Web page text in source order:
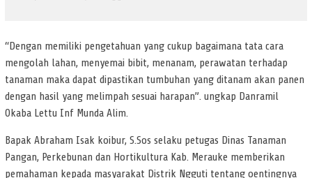
“Dengan memiliki pengetahuan yang cukup bagaimana tata cara
mengolah lahan, menyemai bibit, menanam, perawatan terhadap
tanaman maka dapat dipastikan tumbuhan yang ditanam akan panen
dengan hasil yang melimpah sesuai harapan”. ungkap Danramil
Okaba Lettu Inf Munda Alim.
Bapak Abraham Isak koibur, S.Sos selaku petugas Dinas Tanaman
Pangan, Perkebunan dan Hortikultura Kab. Merauke memberikan
pemahaman kepada masyarakat Distrik Ngguti tentang oentingnya